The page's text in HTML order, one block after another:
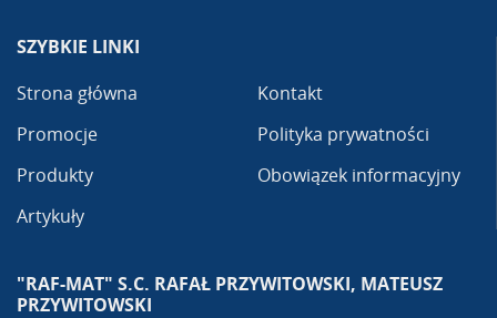
SZYBKIE LINKI
Strona główna
Promocje
Produkty
Artykuły
Kontakt
Polityka prywatności
Obowiązek informacyjny
"RAF-MAT" S.C. RAFAŁ PRZYWITOWSKI, MATEUSZ
PRZYWITOWSKI